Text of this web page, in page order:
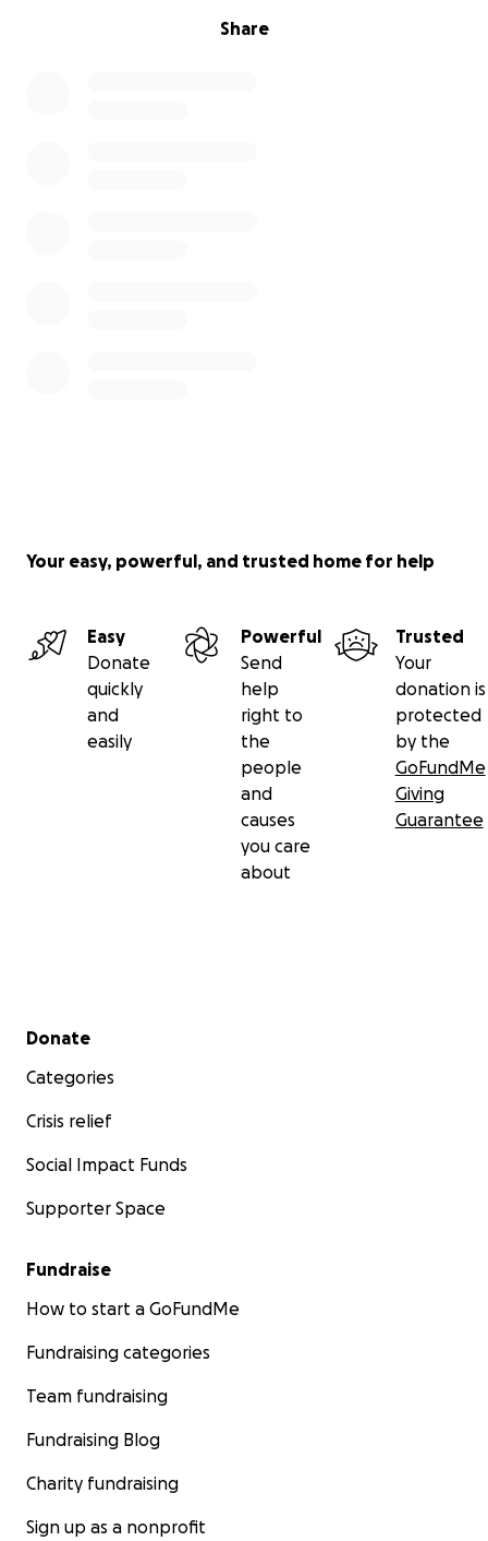
Share
Your easy, powerful, and trusted home for help
Easy
Donate
quickly
and
easily
Powerful
Send
help
right to
the
people
and
causes
you care
about
Trusted
Your
donation is
protected
by the
GoFundMe
Giving
Guarantee
Secondary menu
Donate
Categories
Crisis relief
Social Impact Funds
Supporter Space
Fundraise
How to start a GoFundMe
Fundraising categories
Team fundraising
Fundraising Blog
Charity fundraising
Sign up as a nonprofit